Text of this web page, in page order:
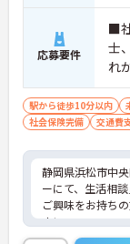
応募要件
■
士
れ
（ＡＴ
な
駅から徒歩10分以内
社会保険完備
交通費
静岡県浜松市中
ーにて、生活相談
ご興味をお持ち
さい。